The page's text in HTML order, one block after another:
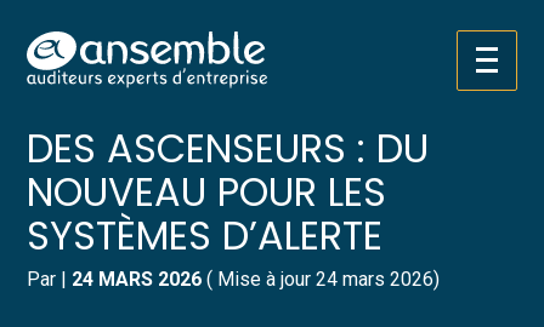
Aller
au
Créer et reprendre une activité
Gérer votre quotidien
Piloter votre entreprise
Développer votre entreprise
Pilotez votre gestion
Suivre votre comptabilité
Gérer vos ressources humaines
Dématérialiser vos documents
CONTRÔLE ET SÉCURITÉ
DES ASCENSEURS : DU
NOUVEAU POUR LES
SYSTÈMES D’ALERTE
Par | 24 MARS 2026 ( Mise à jour 24 mars 2026)